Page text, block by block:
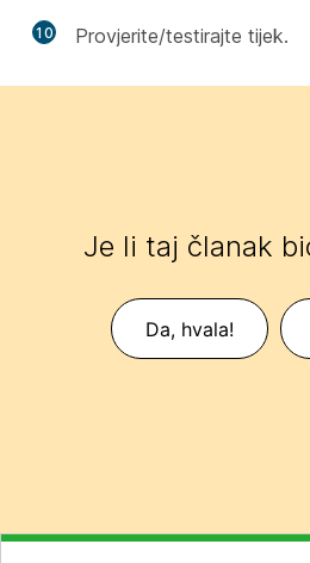
10 Provjerite/testirajte tijek.
Je li taj članak
Da, hvala!